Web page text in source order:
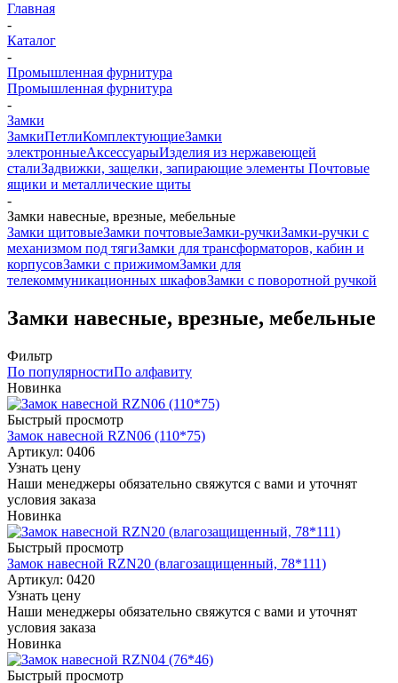
Главная
-
Каталог
-
Промышленная фурнитура
Промышленная фурнитура
-
Замки
ЗамкиПетлиКомплектующиеЗамки
электронныеАксессуарыИзделия из нержавеющей
сталиЗадвижки, защелки, запирающие элементы Почтовые
ящики и металлические щиты
-
Замки навесные, врезные, мебельные
Замки щитовыеЗамки почтовыеЗамки-ручкиЗамки-ручки с
механизмом под тягиЗамки для трансформаторов, кабин и
корпусовЗамки с прижимомЗамки для
телекоммуникационных шкафовЗамки с поворотной ручкой
Замки навесные, врезные, мебельные
Фильтр
По популярностиПо алфавиту
Новинка
Быстрый просмотр
Замок навесной RZN06 (110*75)
Артикул: 0406
Узнать цену
Наши менеджеры обязательно свяжутся с вами и уточнят
условия заказа
Новинка
Быстрый просмотр
Замок навесной RZN20 (влагозащищенный, 78*111)
Артикул: 0420
Узнать цену
Наши менеджеры обязательно свяжутся с вами и уточнят
условия заказа
Новинка
Быстрый просмотр